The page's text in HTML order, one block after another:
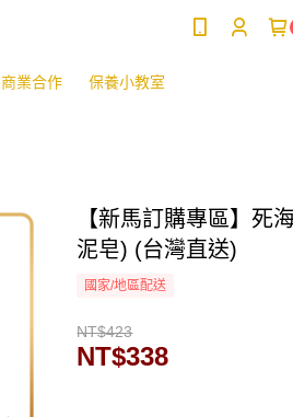
商業合作 保養小教室
【新馬訂購專區】死
泥皂) (台灣直送)
國家/地區配送
NT$423
NT$338